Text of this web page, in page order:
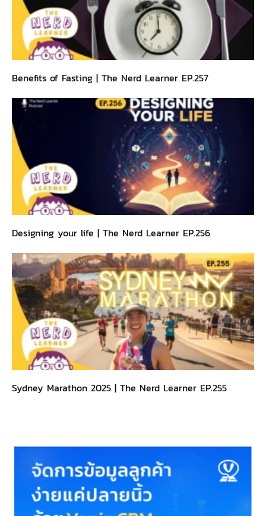
Benefits of Fasting | The Nerd Learner EP.257
Designing your life | The Nerd Learner EP.256
Sydney Marathon 2025 | The Nerd Learner EP.255